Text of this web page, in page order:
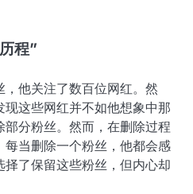
程”
他关注了数百位网红。然
这些网红并不如他想象中那
分粉丝。然而，在删除过程
当删除一个粉丝，他都会感
了保留这些粉丝，但内心却